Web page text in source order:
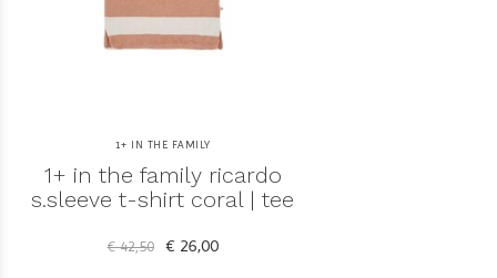
1+ IN THE FAMILY
1+ in the family ricardo
s.sleeve t-shirt coral | tee
€ 42,50 € 26,00